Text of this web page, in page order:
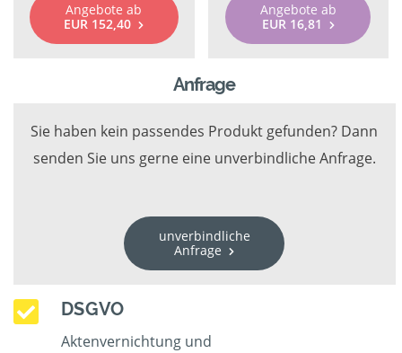
Angebote ab
EUR 152,40
Angebote ab
EUR 16,81
Anfrage
Sie haben kein passendes Produkt gefunden? Dann
senden Sie uns gerne eine unverbindliche Anfrage.
unverbindliche
Anfrage
DSGVO
Aktenvernichtung und